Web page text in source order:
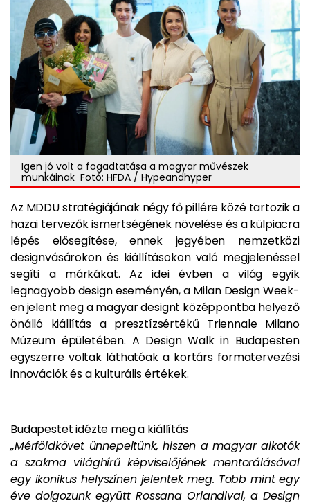
Igen jó volt a fogadtatása a magyar művészek
munkáinak Fotó: HFDA / Hypeandhyper
Az MDDÜ stratégiájának négy fő pillére közé tartozik a
hazai tervezők ismertségének növelése és a külpiacra
lépés elősegítése, ennek jegyében nemzetközi
designvásárokon és kiállításokon való megjelenéssel
segíti a márkákat. Az idei évben a világ egyik
legnagyobb design eseményén, a Milan Design Week-
en jelent meg a magyar designt középpontba helyező
önálló kiállítás a presztízsértékű Triennale Milano
Múzeum épületében. A Design Walk in Budapesten
egyszerre voltak láthatóak a kortárs formatervezési
innovációk és a kulturális értékek.
Budapestet idézte meg a kiállítás
„Mérföldkövet ünnepeltünk, hiszen a magyar alkotók
a szakma világhírű képviselőjének mentorálásával
egy ikonikus helyszínen jelentek meg. Több mint egy
éve dolgozunk együtt Rossana Orlandival, a Design